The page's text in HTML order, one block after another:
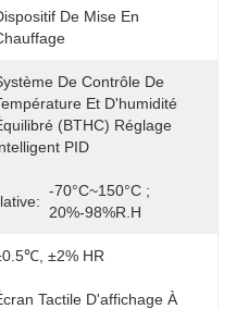
De Mise En
De Contrôle De
Et D'humidité
(BTHC) Réglage
PID
-70°C~150°C ;
20%-98%R.H
±2% HR
Tactile D'affichage À